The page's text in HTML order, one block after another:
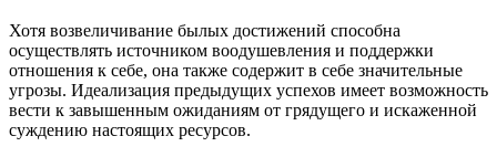
Хотя возвеличивание былых достижений способна
осуществлять источником воодушевления и поддержки
отношения к себе, она также содержит в себе значительные
угрозы. Идеализация предыдущих успехов имеет возможность
вести к завышенным ожиданиям от грядущего и искаженной
суждению настоящих ресурсов.